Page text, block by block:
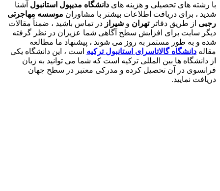
با رشته های تحصیلی و هزینه های دانشگاه مدیپول استانبول آشنا
شدید ، برای دریافت اطلاعات بیشتر با مشاوران موسسه مهاجرتی
رجبی از طریق دفاترتهران و شیراز در تماس باشید ، ضمناً مقالات
دیگر سایت برای افزایش سطح آگاهی شما عزیزان در نظر گرفته
شده و به طور مستمر به روز می شوند ، پیشنهاد ما مطالعه
مقاله دانشگاه گالاتاسرای استانبول ترکیه است ، این دانشگاه یکی
از دانشگاه ها بین المللی ترکیه است که شما می توانید به زبان
فرانسوی در آن تحصیل کرده و مدرکی معتبر در سطح جهان
دریافت نمایید.